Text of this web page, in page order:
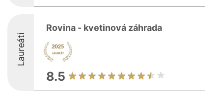
Laureáti
Rovina - kvetinová záhrada
8.5